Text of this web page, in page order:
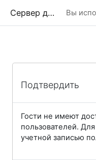
Сервер дистанционного обучения Химического факультета МГУ Вы
Подтвердить
Гости не имеют
пользователей.
учетной записью